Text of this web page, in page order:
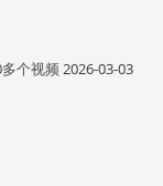
个视频2026-03-03